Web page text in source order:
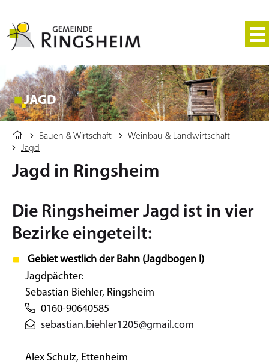
JAGD
Bauen & Wirtschaft
Weinbau & Landwirtschaft
Jagd
Jagd in Ringsheim
Die Ringsheimer Jagd ist in vier
Bezirke eingeteilt:
Gebiet westlich der Bahn (Jagdbogen I)
Jagdpächter:
Sebastian Biehler, Ringsheim
0160-90640585
sebastian.biehler1205@gmail.com
Alex Schulz, Ettenheim